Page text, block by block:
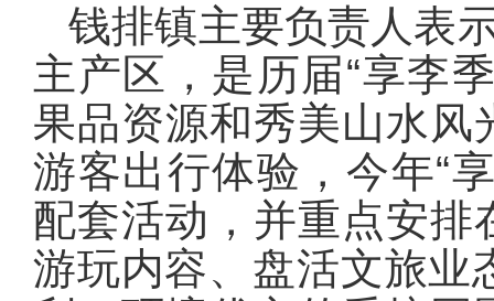
钱排镇主要负责人表
主产区，是历届“享李
果品资源和秀美山水
游客出行体验，今年“
配套活动，并重点安
游玩内容、盘活文旅业